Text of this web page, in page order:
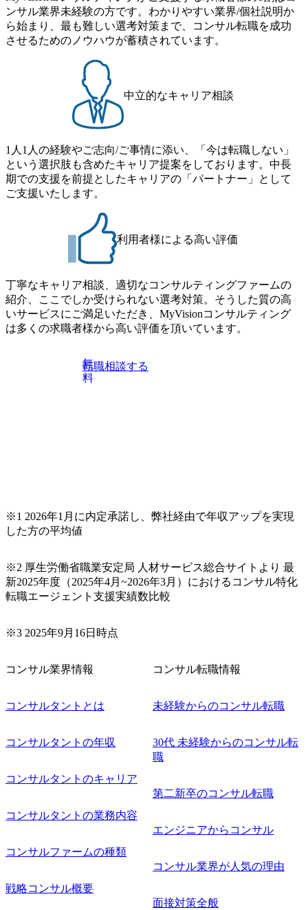
ンサル業界未経験の方です。わかりやすい業界/個社説明か
ら始まり、最も難しい選考対策まで、コンサル転職を成功
させるためのノウハウが蓄積されています。
中立的なキャリア相談
1人1人の経験やご志向/ご事情に添い、「今は転職しない」
という選択肢も含めたキャリア提案をしております。中長
期での支援を前提としたキャリアの「パートナー」として
ご支援いたします。
利用者様による高い評価
丁寧なキャリア相談、適切なコンサルティングファームの
紹介、ここでしか受けられない選考対策。そうした質の高
いサービスにご満足いただき、MyVisionコンサルティング
は多くの求職者様から高い評価を頂いています。
無
料
転職相談する
※1 2026年1月に内定承諾し、弊社経由で年収アップを実現
した方の平均値
※2 厚生労働省職業安定局 人材サービス総合サイトより 最
新2025年度（2025年4月~2026年3月）におけるコンサル特化
転職エージェント支援実績数比較
※3 2025年9月16日時点
コンサル業界情報
コンサルタントとは
コンサルタントの年収
コンサルタントのキャリア
コンサルタントの業務内容
コンサルファームの種類
戦略コンサル概要
コンサル転職情報
未経験からのコンサル転職
30代 未経験からのコンサル転
職
第二新卒のコンサル転職
エンジニアからコンサル
コンサル業界が人気の理由
面接対策全般